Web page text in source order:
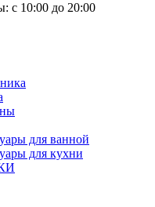
с 10:00 до 20:00
для ванной
для кухни